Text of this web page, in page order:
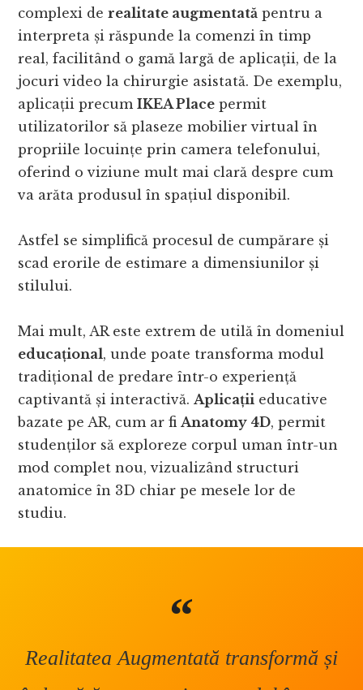
complexi derealitate augmentată pentru a
interpreta și răspunde la comenzi în timp
real, facilitând o gamă largă de aplicații, de la
jocuri video la chirurgie asistată. De exemplu,
aplicații precumIKEA Place permit
utilizatorilor să plaseze mobilier virtual în
propriile locuințe prin camera telefonului,
oferind o viziune mult mai clară despre cum
va arăta produsul în spațiul disponibil.
Astfel se simplifică procesul de cumpărare și
scad erorile de estimare a dimensiunilor și
stilului.
Mai mult, AR este extrem de utilă în domeniul
educațional, unde poate transforma modul
tradițional de predare într-o experiență
captivantă și interactivă.Aplicații educative
bazate pe AR, cum ar fiAnatomy 4D, permit
studenților să exploreze corpul uman într-un
mod complet nou, vizualizând structuri
anatomice în 3D chiar pe mesele lor de
studiu.
Realitatea Augmentată transformă și